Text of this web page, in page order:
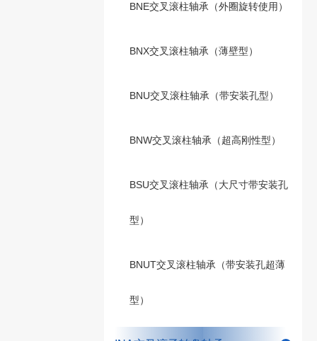
BNE交叉滚柱轴承（外圈旋转使用）
BNX交叉滚柱轴承（薄壁型）
BNU交叉滚柱轴承（带安装孔型）
BNW交叉滚柱轴承（超高刚性型）
BSU交叉滚柱轴承（大尺寸带安装孔
型）
BNUT交叉滚柱轴承（带安装孔超薄
型）